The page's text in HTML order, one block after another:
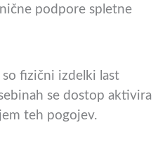
podpore spletne
fizični izdelki last
se dostop aktivira
teh pogojev.